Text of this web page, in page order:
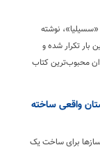
نوشته
بار تکرار شده و
محبوب‌ترین کتاب
واقعی ساخته
برای ساخت یک